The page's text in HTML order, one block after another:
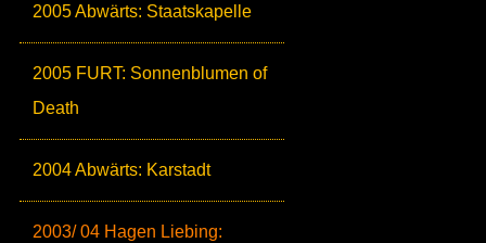
2005 Abwärts: Staatskapelle
2005 FURT: Sonnenblumen of
Death
2004 Abwärts: Karstadt
2003/ 04 Hagen Liebing: